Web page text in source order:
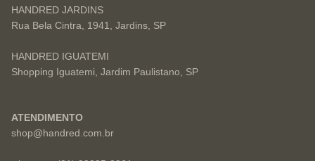
HANDRED JARDINS
Rua Bela Cintra, 1941, Jardins, SP
HANDRED IGUATEMI
Shopping Iguatemi, Jardim Paulistano, SP
ATENDIMENTO
shop@handred.com.br